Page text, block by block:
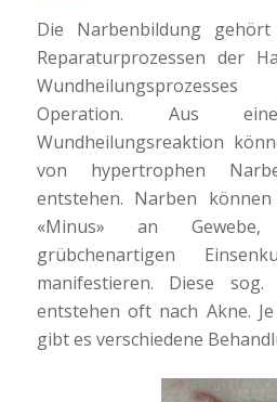
Die Narbenbildung
Reparaturprozessen der
Operation. Aus
Wundheilungsreaktion
von hypertrophen
entstehen. Narben
«Minus» an
grübchenartigen
manifestieren. Diese sog.
entstehen oft nach Akne.
gibt es verschiedene